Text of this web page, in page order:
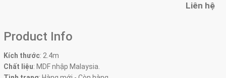
Liên hệ
Product Info
Kích thước: 2.4m
Chất liệu: MDF nhập Malaysia.